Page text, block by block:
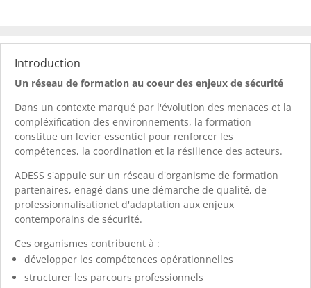
Introduction
Un réseau de formation au coeur des enjeux de sécurité
Dans un contexte marqué par l'évolution des menaces et la
compléxification des environnements, la formation
constitue un levier essentiel pour renforcer les
compétences, la coordination et la résilience des acteurs.
ADESS s'appuie sur un réseau d'organisme de formation
partenaires, enagé dans une démarche de qualité, de
professionnalisationet d'adaptation aux enjeux
contemporains de sécurité.
Ces organismes contribuent à :
développer les compétences opérationnelles
structurer les parcours professionnels